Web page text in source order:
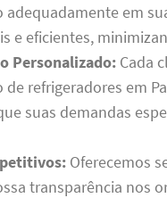
em
e eficientes,
Personalizado:Cada
de refrigeradores em
suas demandas
Oferecemos
transparência nos